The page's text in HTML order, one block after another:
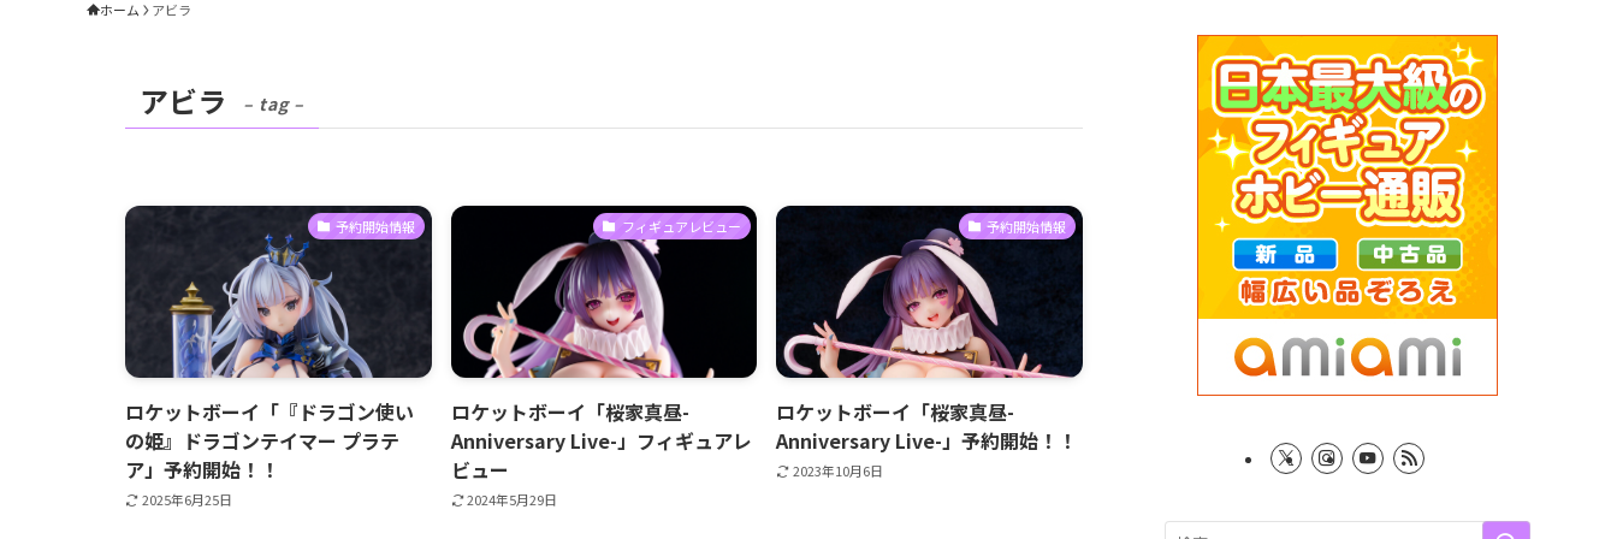
ホーム アビラ
アビラ – tag –
予約開始情報
ロケットボーイ「『ドラゴン使い
の姫』ドラゴンテイマー プラテ
ア」予約開始！！
2025年6月25日
フィギュアレビュー
ロケットボーイ「桜家真昼-
Anniversary Live-」フィギュアレ
ビュー
2024年5月29日
予約開始情報
ロケットボーイ「桜家真昼-
Anniversary Live-」予約開始！！
2023年10月6日